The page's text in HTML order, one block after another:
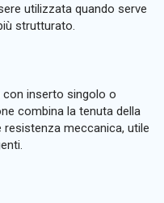
utilizzata quando serve
strutturato.
con inserto singolo o
combina la tenuta della
resistenza meccanica, utile